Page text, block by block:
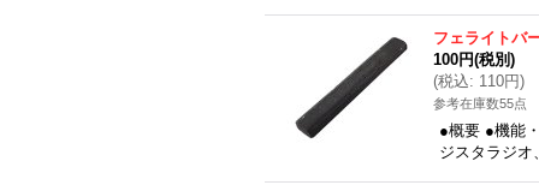
フェライト
100円(税別)
(税込: 110円)
参考在庫数55点
●概要 ●機能
ジスタラジ